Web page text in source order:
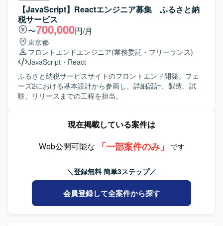
【JavaScript】Reactエンジニア募集 ふるさと納
税サービス
〜700,000円/月
東京都
フロントエンドエンジニア(業務委託・フリーランス)
JavaScript ・ React
ふるさと納税サービスサイトのフロントエンド開発。フェ
ーズ2における基本設計から参画し、詳細設計、製造、試
験、リリースまでの工程を担当。
現在掲載している案件は
Web公開可能な
「一部案件のみ」 です
＼登録無料 簡単3ステップ／
会員登録して全案件から探す